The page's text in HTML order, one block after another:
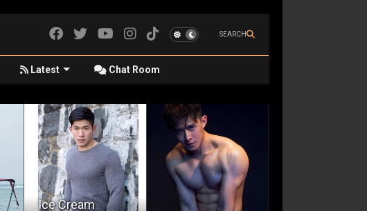
SEARCH
Latest Chat Room
Karanasan sa